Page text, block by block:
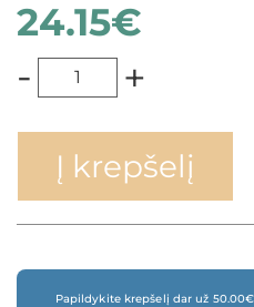
24.15€
- +
Į krepšelį
Papildykite krepšelį dar už